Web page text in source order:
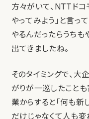
方々がいて、NTTド
やってみよう」と言っ
やるんだったらうちも
出てきましたね。
そのタイミングで、大
がりが一巡したこと
業からすると「何も新
だけじゃなくて人も